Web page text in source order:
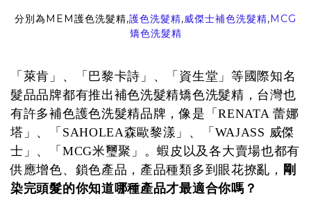
分別為MEM護色洗髮精,護色洗髮精,威傑士補色洗髮精,MCG
矯色洗髮精
「萊肯」、「巴黎卡詩」、「資生堂」等國際知名
髮品品牌都有推出補色洗髮精矯色洗髮精，台灣也
有許多補色護色洗髮精品牌，像是「RENATA 蕾娜
塔」、「SAHOLEA森歐黎漾」、「WAJASS 威傑
士」、「MCG米璽聚」。蝦皮以及各大賣場也都有
供應增色、鎖色產品，產品種類多到眼花撩亂， 剛
染完頭髮的你知道哪種產品才最適合你嗎？